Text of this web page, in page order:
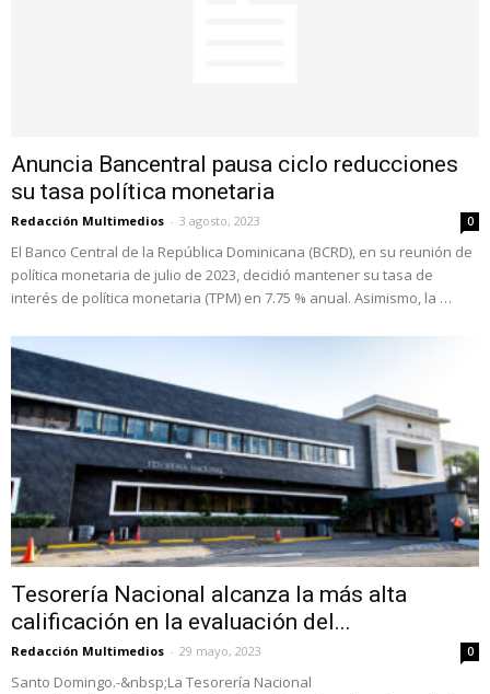
Anuncia Bancentral pausa ciclo reducciones
su tasa política monetaria
Redacción Multimedios - 3 agosto, 2023 0
El Banco Central de la República Dominicana (BCRD), en su reunión de
política monetaria de julio de 2023, decidió mantener su tasa de
interés de política monetaria (TPM) en 7.75 % anual. Asimismo, la …
Tesorería Nacional alcanza la más alta
calificación en la evaluación del...
Redacción Multimedios - 29 mayo, 2023 0
Santo Domingo.-&nbsp;La Tesorería Nacional